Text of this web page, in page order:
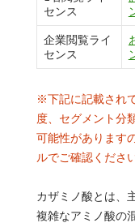
センス
企業閲覧ライ
センス
※下記に記載され
度、セグメント分
可能性があります
ルでご確認ください
カザミノ酸とは、
複雑なアミノ酸の